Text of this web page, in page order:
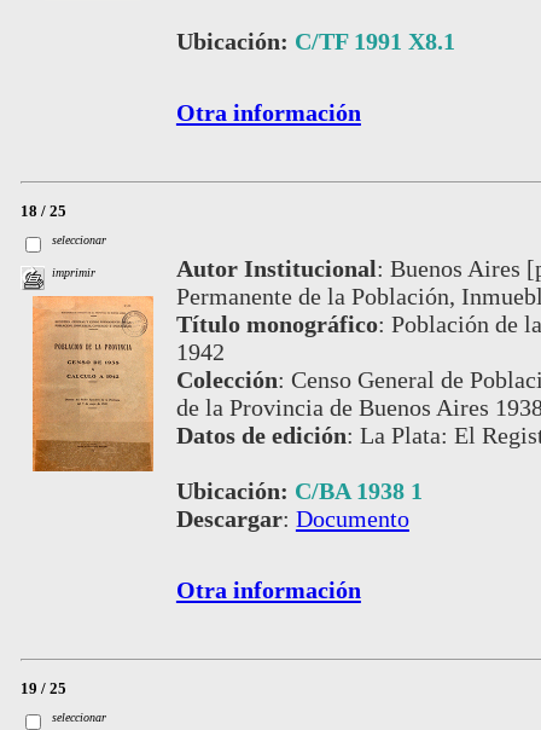
Ubicación: C/TF 1991 X8.1
Otra información
18 / 25
seleccionar
imprimir Autor Institucional: Buenos Aires
Permanente de la Población,
Título monográfico: Población de
1942
Colección: Censo General de
de la Provincia de Buenos Aires
Datos de edición: La Plata: El
Ubicación: C/BA 1938 1
Descargar: Documento
Otra información
19 / 25
seleccionar